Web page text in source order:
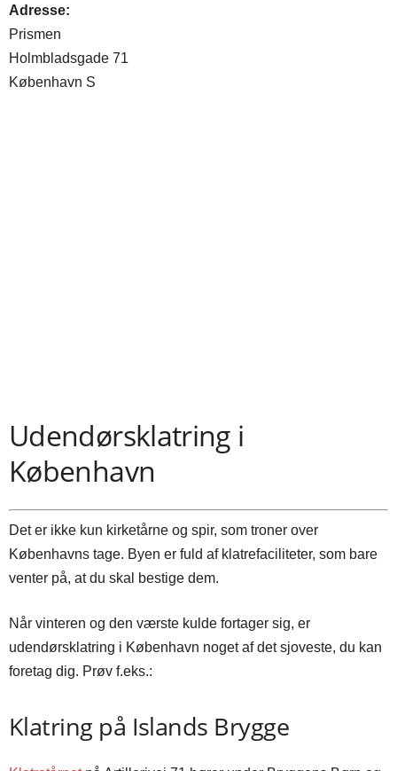
Adresse:
Prismen
Holmbladsgade 71
København S
Udendørsklatring i
København
Det er ikke kun kirketårne og spir, som troner over
Københavns tage. Byen er fuld af klatrefaciliteter, som bare
venter på, at du skal bestige dem.
Når vinteren og den værste kulde fortager sig, er
udendørsklatring i København noget af det sjoveste, du kan
foretag dig. Prøv f.eks.:
Klatring på Islands Brygge